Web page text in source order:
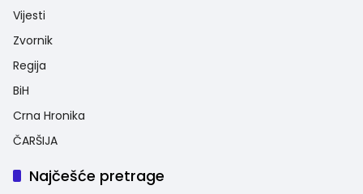
Vijesti
Zvornik
Regija
BiH
Crna Hronika
ČARŠIJA
Najčešće pretrage